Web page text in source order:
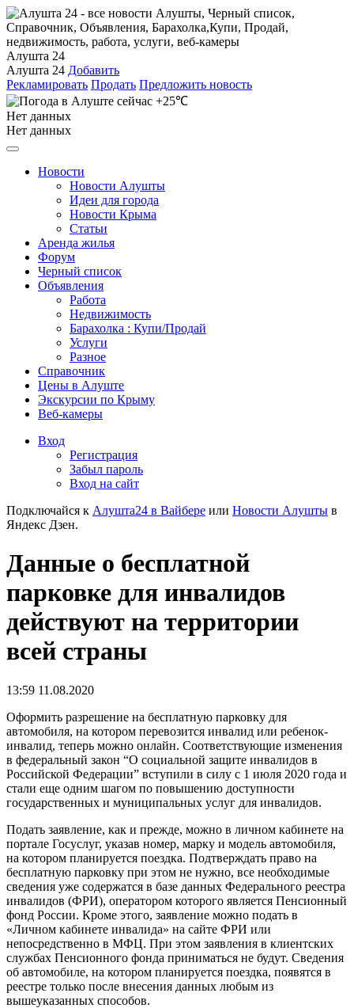
Алушта 24
Алушта 24 Добавить
Рекламировать Продать Предложить новость
+25℃
Нет данных
Нет данных
Новости
Новости Алушты
Идеи для города
Новости Крыма
Статьи
Аренда жилья
Форум
Черный список
Объявления
Работа
Недвижимость
Барахолка : Купи/Продай
Услуги
Разное
Справочник
Цены в Алуште
Экскурсии по Крыму
Веб-камеры
Вход
Регистрация
Забыл пароль
Вход на сайт
Подключайся к Алушта24 в Вайбере или Новости Алушты в
Яндекс Дзен.
Данные о бесплатной
парковке для инвалидов
действуют на территории
всей страны
13:59 11.08.2020
Оформить разрешение на бесплатную парковку для
автомобиля, на котором перевозится инвалид или ребенок-
инвалид, теперь можно онлайн. Соответствующие изменения
в федеральный закон “О социальной защите инвалидов в
Российской Федерации” вступили в силу с 1 июля 2020 года и
стали еще одним шагом по повышению доступности
государственных и муниципальных услуг для инвалидов.
Подать заявление, как и прежде, можно в личном кабинете на
портале Госуслуг, указав номер, марку и модель автомобиля,
на котором планируется поездка. Подтверждать право на
бесплатную парковку при этом не нужно, все необходимые
сведения уже содержатся в базе данных Федерального реестра
инвалидов (ФРИ), оператором которого является Пенсионный
фонд России. Кроме этого, заявление можно подать в
«Личном кабинете инвалида» на сайте ФРИ или
непосредственно в МФЦ. При этом заявления в клиентских
службах Пенсионного фонда приниматься не будут. Сведения
об автомобиле, на котором планируется поездка, появятся в
реестре только после внесения данных любым из
вышеуказанных способов.